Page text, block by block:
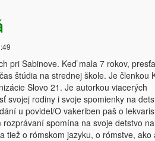
pri Sabinove. Keď mala 7 rokov,
štúdia na strednej škole. Je členkou
Slovo 21. Je autorkou viacerých
svojej rodiny i svoje spomienky na
u povidel/O vakeriben paš o
spomína na svoje detstvo na
tiež o rómskom jazyku, o rómstve, ako